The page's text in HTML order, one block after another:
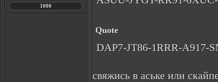
1000
Quote
DAP7-JT86-1RRR-A917-
свяжись в аське или